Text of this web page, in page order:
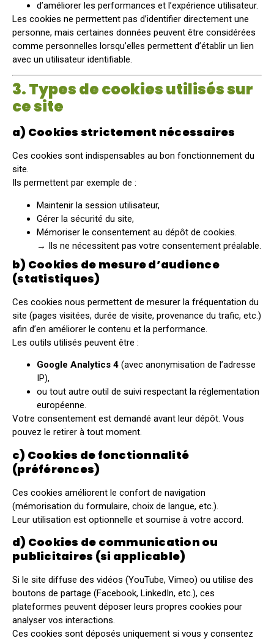
d’améliorer les performances et l’expérience utilisateur.
Les cookies ne permettent pas d’identifier directement une
personne, mais certaines données peuvent être considérées
comme personnelles lorsqu’elles permettent d’établir un lien
avec un utilisateur identifiable.
3. Types de cookies utilisés sur
ce site
a) Cookies strictement nécessaires
Ces cookies sont indispensables au bon fonctionnement du
site.
Ils permettent par exemple de :
Maintenir la session utilisateur,
Gérer la sécurité du site,
Mémoriser le consentement au dépôt de cookies.
→ Ils ne nécessitent pas votre consentement préalable.
b) Cookies de mesure d’audience
(statistiques)
Ces cookies nous permettent de mesurer la fréquentation du
site (pages visitées, durée de visite, provenance du trafic, etc.)
afin d’en améliorer le contenu et la performance.
Les outils utilisés peuvent être :
Google Analytics 4 (avec anonymisation de l’adresse
IP),
ou tout autre outil de suivi respectant la réglementation
européenne.
Votre consentement est demandé avant leur dépôt. Vous
pouvez le retirer à tout moment.
c) Cookies de fonctionnalité
(préférences)
Ces cookies améliorent le confort de navigation
(mémorisation du formulaire, choix de langue, etc.).
Leur utilisation est optionnelle et soumise à votre accord.
d) Cookies de communication ou
publicitaires (si applicable)
Si le site diffuse des vidéos (YouTube, Vimeo) ou utilise des
boutons de partage (Facebook, LinkedIn, etc.), ces
plateformes peuvent déposer leurs propres cookies pour
analyser vos interactions.
Ces cookies sont déposés uniquement si vous y consentez